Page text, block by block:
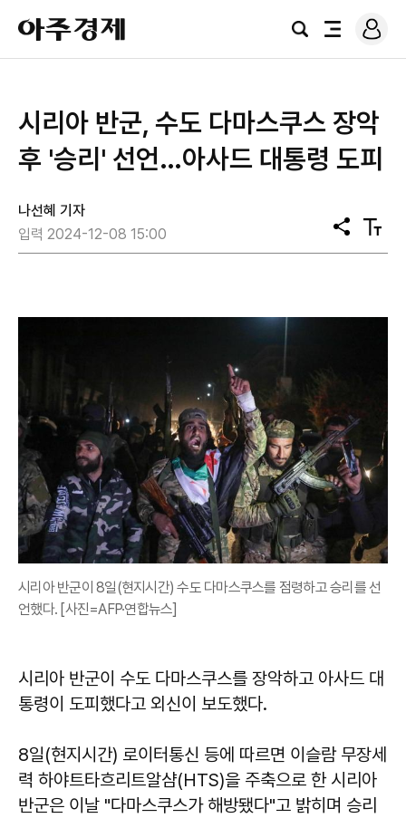
아
주
경
검
전
로
그
시리아 반군, 수도 다마스쿠스 장악
후 '승리' 선언…아사드 대통령 도피
나선혜 기자
입력 2024-12-08 15:00
공
유
텍
스
시리아 반군이 8일(현지시간) 수도 다마스쿠스를 점령하고 승리를 선
언했다. [사진=AFP·연합뉴스]
시리아 반군이 수도 다마스쿠스를 장악하고 아사드 대
통령이 도피했다고 외신이 보도했다.
8일(현지시간) 로이터통신 등에 따르면 이슬람 무장세
력 하야트타흐리트알샴(HTS)을 주축으로 한 시리아
반군은 이날 "다마스쿠스가 해방됐다"고 밝히며 승리